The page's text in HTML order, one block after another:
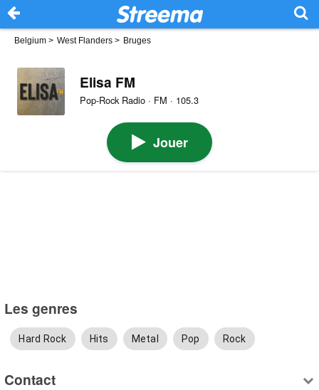
Belgium > West Flanders > Bruges
Elisa FM
Pop-Rock Radio · FM · 105.3
Jouer
Les genres
Hard Rock Hits Metal Pop Rock
Contact